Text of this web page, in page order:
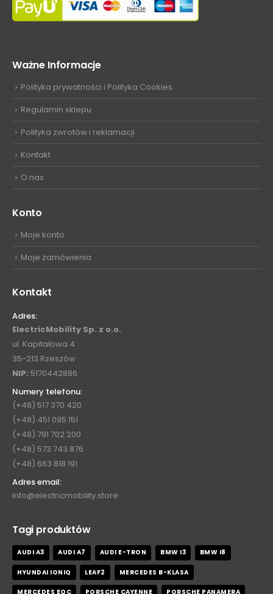
Ważne Informacje
Polityka prywatności i Polityka Cookies
Regulamin sklepu
Polityka zwrotów i reklamacji
Kontakt
O nas
Konto
Moje konto
Moje zamówienia
Kontakt
Adres:
ElectricMobility Sp. z o.o.
ul. Kapitałowa 4
35-213 Rzeszów
NIP: 5170442886
Numery telefonu:
(+48) 517 370 420
(+48) 451 095 151
(+48) 791 702 200
(+48) 573 743 876
(+48) 663 818 191
Adres email:
info@electricmobility.store
Tagi produktów
AUDI A3 AUDI A7 AUDI E-TRON BMW I3 BMW I8
HYUNDAI IONIQ LEAF2 MERCEDES B-KLASA
MERCEDES EQC PORSCHE CAYENNE PORSCHE PANAMERA